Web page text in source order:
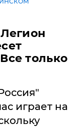
только
играет на